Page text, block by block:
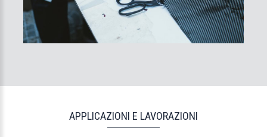
APPLICAZIONI E LAVORAZIONI